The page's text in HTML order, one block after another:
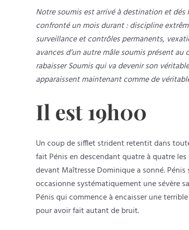
Notre soumis est arrivé à destination et
confronté un mois durant : discipline
surveillance et contrôles permanents,
avances d’un autre mâle soumis présent
rabaisser Soumis qui va devenir son
apparaissent maintenant comme de
Il est 19h00
Un coup de sifflet strident retentit dans
fait Pénis en descendant quatre à quatre
devant Maîtresse Dominique a sonné.
occasionne systématiquement une sévère
Pénis qui commence à encaisser une
pour avoir fait autant de bruit.